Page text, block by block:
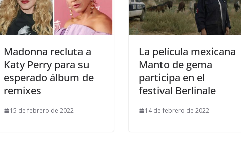
Madonna recluta a
Katy Perry para su
esperado álbum de
remixes
15 de febrero de 2022
La película mexicana
Manto de gema
participa en el
festival Berlinale
14 de febrero de 2022